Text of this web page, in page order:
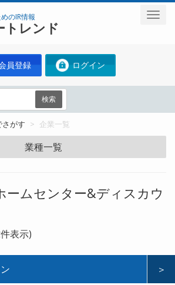
のIR情報
トレンド
員登録 ログイン
検索
がす 企業一覧
業種一覧
ームセンター&ディスカウ
表示)
＞